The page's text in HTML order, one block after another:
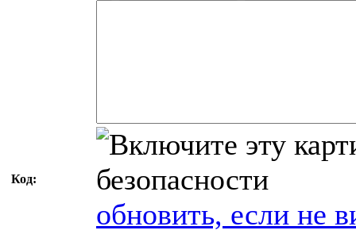
Код:
обновить, если не